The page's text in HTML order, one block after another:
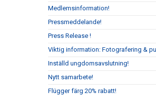
Medlemsinformation!
Pressmeddelande!
Press Release !
Viktig information: Fotografering &
Inställd ungdomsavslutning!
Nytt samarbete!
Flügger färg 20% rabatt!